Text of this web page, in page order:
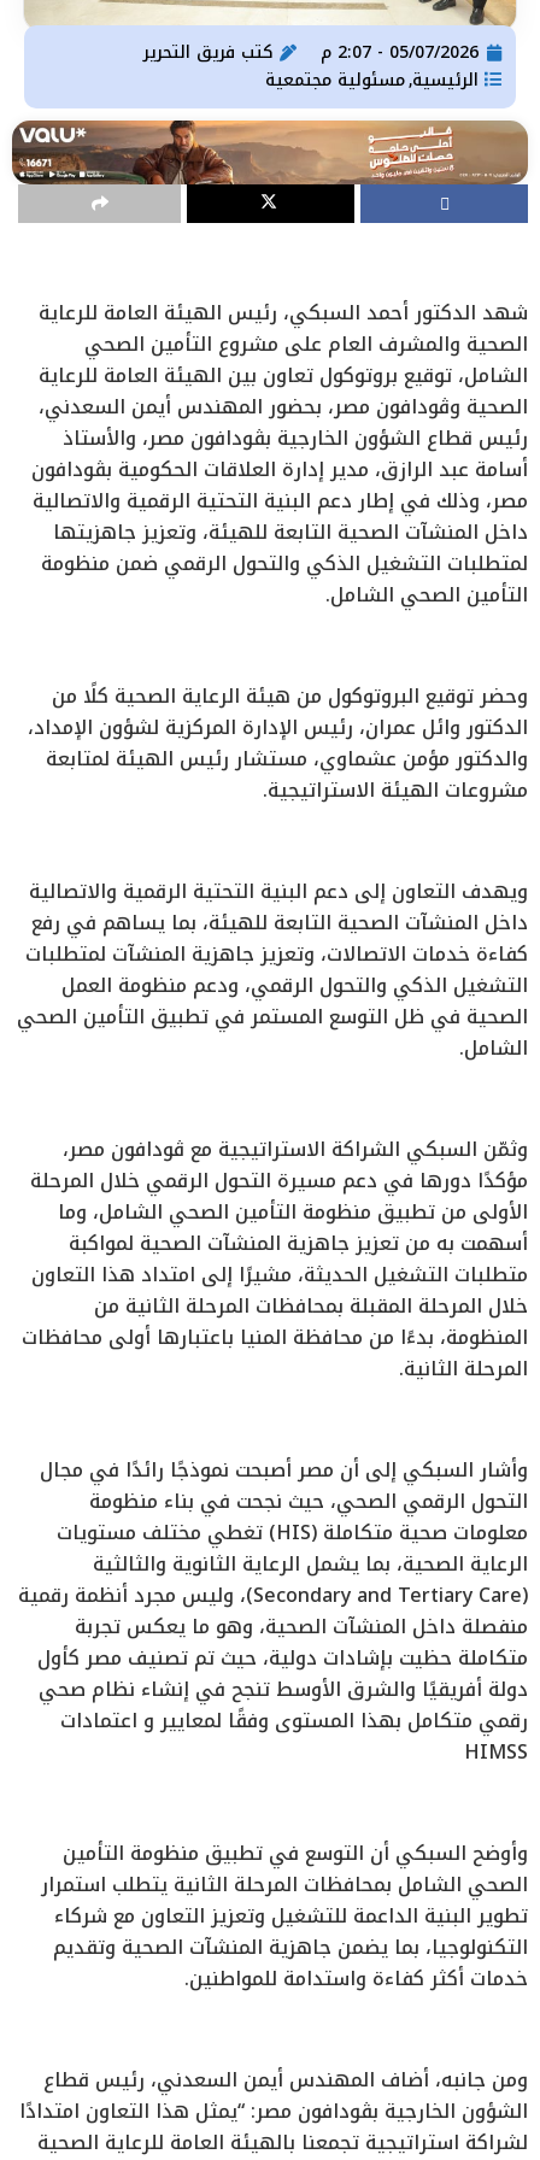
05/07/2026 - 2:07 م كتب فريق التحرير
الرئيسية, مسئولية مجتمعية
شهد الدكتور أحمد السبكي، رئيس الهيئة العامة للرعاية
الصحية والمشرف العام على مشروع التأمين الصحي
الشامل، توقيع بروتوكول تعاون بين الهيئة العامة للرعاية
الصحية وڤودافون مصر، بحضور المهندس أيمن السعدني،
رئيس قطاع الشؤون الخارجية بڤودافون مصر، والأستاذ
أسامة عبد الرازق، مدير إدارة العلاقات الحكومية بڤودافون
مصر، وذلك في إطار دعم البنية التحتية الرقمية والاتصالية
داخل المنشآت الصحية التابعة للهيئة، وتعزيز جاهزيتها
لمتطلبات التشغيل الذكي والتحول الرقمي ضمن منظومة
التأمين الصحي الشامل.
وحضر توقيع البروتوكول من هيئة الرعاية الصحية كلًا من
الدكتور وائل عمران، رئيس الإدارة المركزية لشؤون الإمداد،
والدكتور مؤمن عشماوي، مستشار رئيس الهيئة لمتابعة
مشروعات الهيئة الاستراتيجية.
ويهدف التعاون إلى دعم البنية التحتية الرقمية والاتصالية
داخل المنشآت الصحية التابعة للهيئة، بما يساهم في رفع
كفاءة خدمات الاتصالات، وتعزيز جاهزية المنشآت لمتطلبات
التشغيل الذكي والتحول الرقمي، ودعم منظومة العمل
الصحية في ظل التوسع المستمر في تطبيق التأمين الصحي
الشامل.
وثمّن السبكي الشراكة الاستراتيجية مع ڤودافون مصر،
مؤكدًا دورها في دعم مسيرة التحول الرقمي خلال المرحلة
الأولى من تطبيق منظومة التأمين الصحي الشامل، وما
أسهمت به من تعزيز جاهزية المنشآت الصحية لمواكبة
متطلبات التشغيل الحديثة، مشيرًا إلى امتداد هذا التعاون
خلال المرحلة المقبلة بمحافظات المرحلة الثانية من
المنظومة، بدءًا من محافظة المنيا باعتبارها أولى محافظات
المرحلة الثانية.
وأشار السبكي إلى أن مصر أصبحت نموذجًا رائدًا في مجال
التحول الرقمي الصحي، حيث نجحت في بناء منظومة
معلومات صحية متكاملة (HIS) تغطي مختلف مستويات
الرعاية الصحية، بما يشمل الرعاية الثانوية والثالثية
(Secondary and Tertiary Care)، وليس مجرد أنظمة رقمية
منفصلة داخل المنشآت الصحية، وهو ما يعكس تجربة
متكاملة حظيت بإشادات دولية، حيث تم تصنيف مصر كأول
دولة أفريقيًا والشرق الأوسط تنجح في إنشاء نظام صحي
رقمي متكامل بهذا المستوى وفقًا لمعايير و اعتمادات
HIMSS
وأوضح السبكي أن التوسع في تطبيق منظومة التأمين
الصحي الشامل بمحافظات المرحلة الثانية يتطلب استمرار
تطوير البنية الداعمة للتشغيل وتعزيز التعاون مع شركاء
التكنولوجيا، بما يضمن جاهزية المنشآت الصحية وتقديم
خدمات أكثر كفاءة واستدامة للمواطنين.
ومن جانبه، أضاف المهندس أيمن السعدني، رئيس قطاع
الشؤون الخارجية بڤودافون مصر: “يمثل هذا التعاون امتدادًا
لشراكة استراتيجية تجمعنا بالهيئة العامة للرعاية الصحية